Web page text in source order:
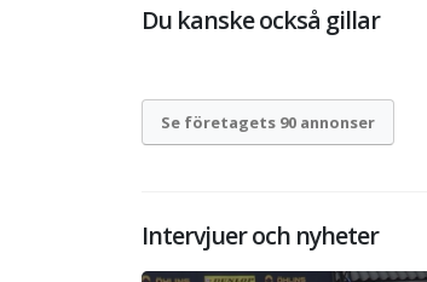
Du kanske också gillar
Se företagets 90 annonser
Intervjuer och nyheter